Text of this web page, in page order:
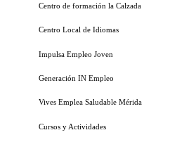
Centro de formación la Calzada
Centro Local de Idiomas
Impulsa Empleo Joven
Generación IN Empleo
Vives Emplea Saludable Mérida
Cursos y Actividades